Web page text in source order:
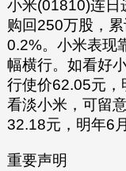
小米(01810)连日
购回250万股，
0.2%。小米表现
幅横行。如看好
行使价62.05元，
看淡小米，可留
32.18元，明年6
重要声明